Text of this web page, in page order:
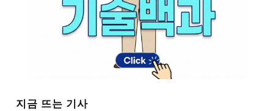
지금 뜨는 기사